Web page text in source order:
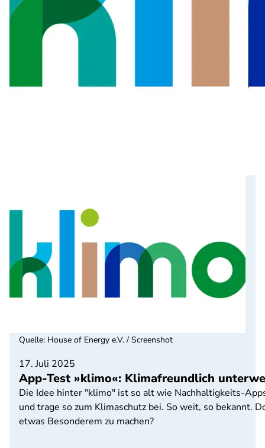
17. Juli 2025
App-Test »klimo«: Klimafreundlich
Die Idee hinter "klimo" ist so alt wie Nachhaltigkeits-
und trage so zum Klimaschutz bei. So weit, so bekannt.
etwas Besonderem zu machen?
Quelle: House of Energy e.V. / Screenshot